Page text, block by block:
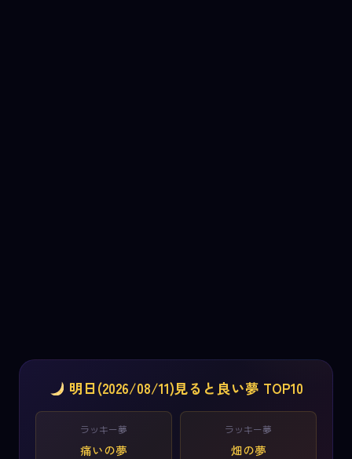
明日(2026/08/11)見ると良い夢 TOP10
ラッキー夢
痛いの夢
ラッキー夢
畑の夢